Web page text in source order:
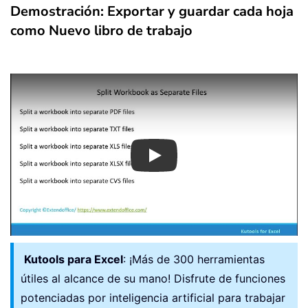
End
If
NErro:
    MsgBox
"You can find the files
    Application
End Sub
Demostración: Exportar y guardar cada hoja
como Nuevo libro de trabajo
Play
Kutools para Excel: ¡Más de 300 herramientas
útiles al alcance de su mano! Disfrute de funciones
potenciadas por inteligencia artificial para trabajar